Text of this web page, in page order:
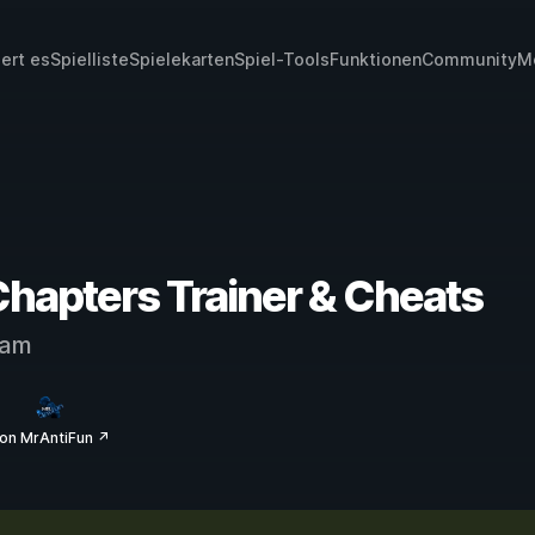
esSpiellisteSpielekartenSpiel-ToolsFunktionenCommunity
Trainer & Cheats
MrAntiFun ↗